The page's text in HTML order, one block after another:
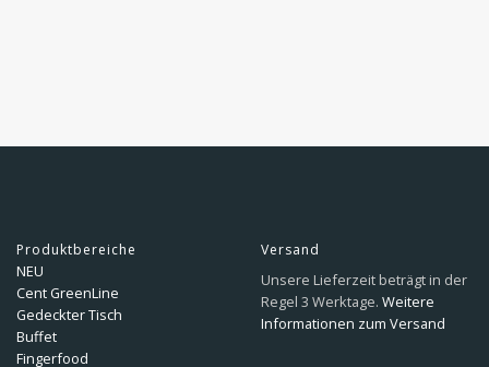
Produktbereiche
NEU
Cent GreenLine
Gedeckter Tisch
Buffet
Fingerfood
Versand
Unsere Lieferzeit beträgt in der
Regel 3 Werktage. Weitere
Informationen zum Versand